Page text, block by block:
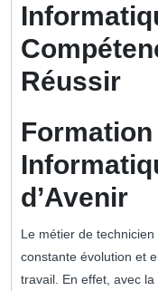
Réussir
d’Avenir
Le métier de
constante évolution et
travail. En effet, avec